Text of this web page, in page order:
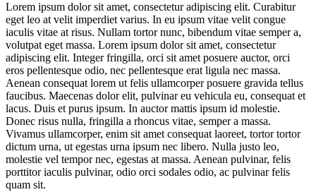
Lorem ipsum dolor sit amet, consectetur adipiscing elit. Curabitur
eget leo at velit imperdiet varius. In eu ipsum vitae velit congue
iaculis vitae at risus. Nullam tortor nunc, bibendum vitae semper a,
volutpat eget massa. Lorem ipsum dolor sit amet, consectetur
adipiscing elit. Integer fringilla, orci sit amet posuere auctor, orci
eros pellentesque odio, nec pellentesque erat ligula nec massa.
Aenean consequat lorem ut felis ullamcorper posuere gravida tellus
faucibus. Maecenas dolor elit, pulvinar eu vehicula eu, consequat et
lacus. Duis et purus ipsum. In auctor mattis ipsum id molestie.
Donec risus nulla, fringilla a rhoncus vitae, semper a massa.
Vivamus ullamcorper, enim sit amet consequat laoreet, tortor tortor
dictum urna, ut egestas urna ipsum nec libero. Nulla justo leo,
molestie vel tempor nec, egestas at massa. Aenean pulvinar, felis
porttitor iaculis pulvinar, odio orci sodales odio, ac pulvinar felis
quam sit.